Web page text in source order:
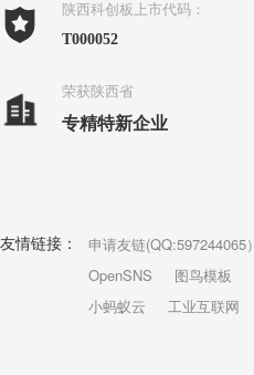
陕西科创板上市代码：
T000052
荣获陕西省
专精特新企业
友情链接： 申请友链(QQ:597244065）
OpenSNS
图鸟模板
小蚂蚁云
工业互联网